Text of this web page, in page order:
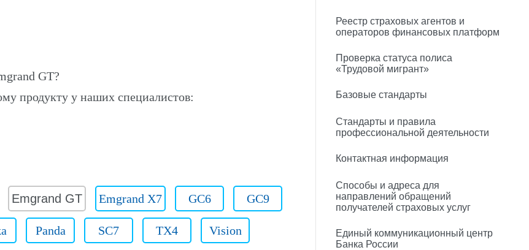
GT?
продукту у наших специалистов:
Emgrand GT Emgrand X7 GC6 GC9
Panda SC7 TX4 Vision
Реестр страховых агентов и
операторов финансовых платформ
Проверка статуса полиса
«Трудовой мигрант»
Базовые стандарты
Стандарты и правила
профессиональной деятельности
Контактная информация
Способы и адреса для
направлений обращений
получателей страховых услуг
Единый коммуникационный центр
Банка России